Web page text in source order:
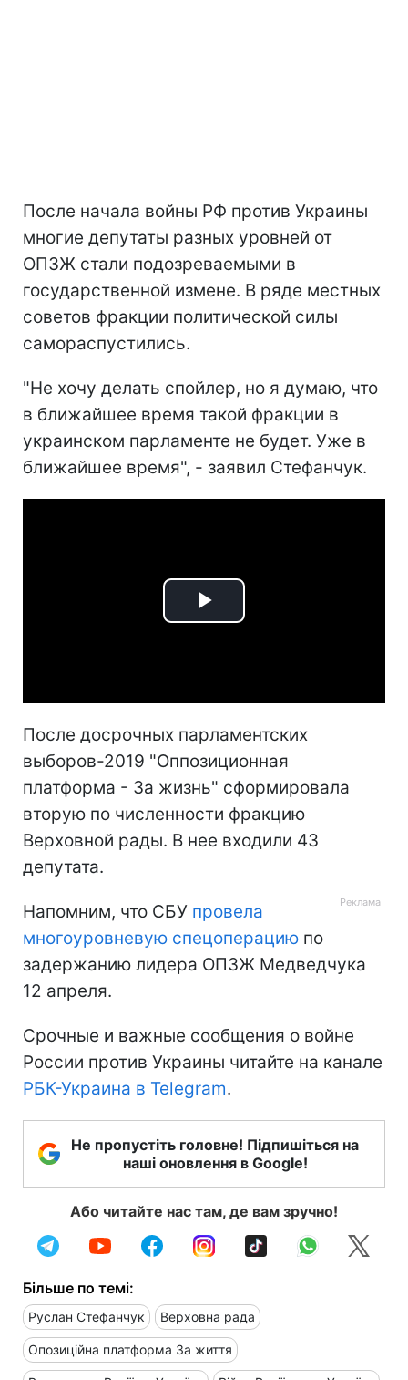
После начала войны РФ против Украины
многие депутаты разных уровней от
ОПЗЖ стали подозреваемыми в
государственной измене. В ряде местных
советов фракции политической силы
самораспустились.
"Не хочу делать спойлер, но я думаю, что
в ближайшее время такой фракции в
украинском парламенте не будет. Уже в
ближайшее время", - заявил Стефанчук.
Play
После досрочных парламентских
выборов-2019 "Оппозиционная
платформа - За жизнь" сформировала
вторую по численности фракцию
Верховной рады. В нее входили 43
депутата.
Напомним, что СБУ провела
многоуровневую спецоперацию по
задержанию лидера ОПЗЖ Медведчука
12 апреля.
Срочные и важные сообщения о войне
России против Украины читайте на канале
РБК-Украина в Telegram.
Не пропустіть головне! Підпишіться на
наші оновлення в Google!
Або читайте нас там, де вам зручно!
Більше по темі:
Руслан Стефанчук Верховна рада
Опозиційна платформа За життя